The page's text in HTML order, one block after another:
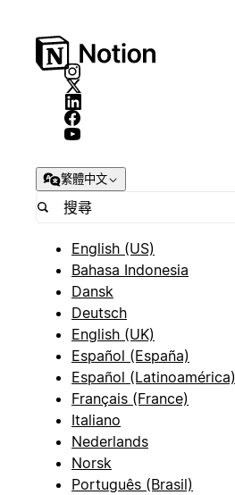
繁體中文
English (US)
Bahasa Indonesia
Dansk
Deutsch
English (UK)
Español (España)
Español (Latinoamérica)
Français (France)
Italiano
Nederlands
Norsk
Português (Brasil)